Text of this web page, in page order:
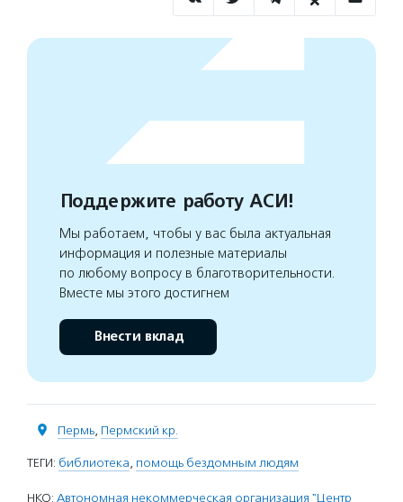
Поддержите работу АСИ!
Мы работаем, чтобы у вас была актуальная
информация и полезные материалы
по любому вопросу в благотворительности.
Вместе мы этого достигнем
Внести вклад
Пермь, Пермский кр.
ТЕГИ: библиотека, помощь бездомным людям
НКО: Автономная некоммерческая организация "Центр